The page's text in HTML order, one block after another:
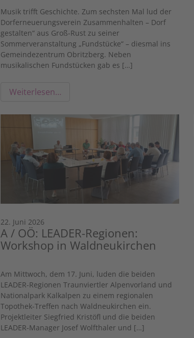
Musik trifft Geschichte. Zum sechsten Mal lud der
Dorferneuerungsverein Zusammenhalten – Dorf
gestalten“ aus Groß-Rust zu seiner
Sommerveranstaltung „Fundstücke“ – diesmal ins
Gemeindezentrum Obritzberg. Neben
musikalischen Fundstücken gab es […]
Weiterlesen…
22. Juni 2026
A / OÖ: LEADER-Regionen:
Workshop in Waldneukirchen
Am Mittwoch, dem 17. Juni, luden die beiden
LEADER-Regionen Traunviertler Alpenvorland und
Nationalpark Kalkalpen zu einem regionalen
Topothek-Treffen nach Waldneukirchen ein.
Projektleiter Siegfried Kristöfl und die beiden
LEADER-Manager Josef Wolfthaler und […]